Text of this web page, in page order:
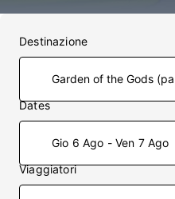
Destinazione
Dates
Gio 6 Ago - Ven 7 Ago
Viaggiatori